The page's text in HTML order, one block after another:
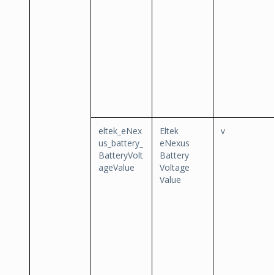
eltek_eNex
us_battery_
BatteryVolt
ageValue
Eltek
eNexus
Battery
Voltage
Value
v